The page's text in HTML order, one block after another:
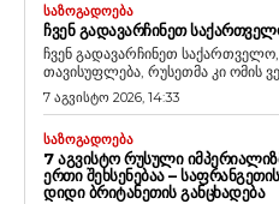
ᲡᲐᲖᲝᲒᲐᲓᲝᲔᲑᲐ
ᲩᲕᲔᲜ ᲒᲐᲓᲐᲕᲐᲠᲩᲘᲜᲔᲗ
ჩვენ გადავარჩინეთ
თავისუფლება, რუსეთმა კი ომის
7 აგვისტო 2026, 14:33
ᲡᲐᲖᲝᲒᲐᲓᲝᲔᲑᲐ
7 ᲐᲒᲕᲘᲡᲢᲝ ᲠᲣᲡᲣᲚᲘ
ᲔᲠᲗᲘ ᲨᲔᲮᲡᲔᲜᲔᲑᲐᲐ –
ᲓᲘᲓᲘ ᲑᲠᲘᲢᲐᲜᲔᲗᲘᲡ ᲒᲐᲜᲪᲮᲐᲓᲔᲑᲐ